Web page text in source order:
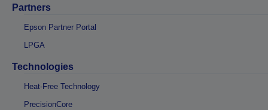
Partners
Epson Partner Portal
LPGA
Technologies
Heat-Free Technology
PrecisionCore